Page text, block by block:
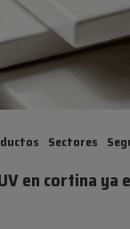
Sectores
en cortina ya